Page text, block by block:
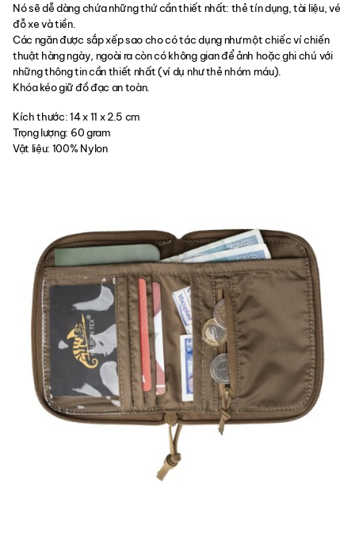
Nó sẽ dễ dàng chứa những thứ cần thiết nhất: thẻ tín dụng, tài liệu, vé
đỗ xe và tiền.
Các ngăn được sắp xếp sao cho có tác dụng như một chiếc ví chiến
thuật hàng ngày, ngoài ra còn có không gian để ảnh hoặc ghi chú với
những thông tin cần thiết nhất (ví dụ như thẻ nhóm máu).
Khóa kéo giữ đồ đạc an toàn.
Kích thước: 14 x 11 x 2.5 cm
Trọng lượng: 60 gram
Vật liệu: 100% Nylon